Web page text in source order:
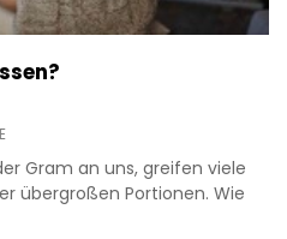
Gram an uns, greifen viele
übergroßen Portionen. Wie